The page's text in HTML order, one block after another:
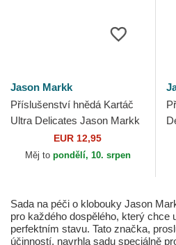
Jason Markk
Příslušenství hnědá Kartáč
Ultra Delicates Jason Markk
EUR 12,95
Měj to pondělí, 10. srpen
Sada na péči o klobouky Jason
pro každého dospělého, který chce
perfektním stavu. Tato značka,
účinností, navrhla sadu speciálně